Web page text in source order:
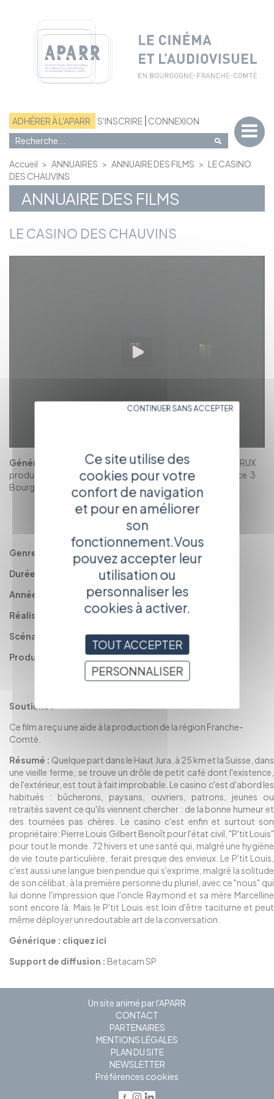
ADHÉRER À L'APARR S'INSCRIRE CONNEXION
Accueil > ANNUAIRES > ANNUAIRE DES FILMS > LE CASINO
DES CHAUVINS
ANNUAIRE DES FILMS
LE CASINO DES CHAUVINS
Générique :
auteur-réalisateur : Christophe FERRUX
production-diffusion : Vie des Hauts production/ France 3
Bourgogne Franche-Comté
RETOUR
AU CATALOGUE
Genre :
Durée :
Année :
Réalisation :
FERRUX Christophe
Scénario :
FERRUX Christophe
Production :
Vie des Hauts production
Soutiens :
Ce film a reçu une aide à la production de la région Franche-
Comté.
Résumé : Quelque part dans le Haut Jura, à 25 km et la Suisse, dans
une vieille ferme, se trouve un drôle de petit café dont l'existence,
de l'extérieur, est tout à fait improbable. Le casino c'est d'abord les
habitués : bûcherons, paysans, ouvriers, patrons, jeunes ou
retraités savent ce qu'ils viennent chercher : de la bonne humeur et
des tournées pas chères. Le casino c'est enfin et surtout son
propriétaire: Pierre Louis Gilbert Benoît pour l'état civil, "P'tit Louis"
pour tout le monde. 72 hivers et une santé qui, malgré une hygiène
de vie toute particulière, ferait presque des envieux. Le P'tit Louis,
c'est aussi une langue bien pendue qui s'exprime, malgré la solitude
de son célibat, à la première personne du pluriel, avec ce "nous" qui
lui donne l'impression que l'oncle Raymond et sa mère Marcelline
sont encore là. Mais le P'tit Louis est loin d'être taciturne et peut
même déployer un redoutable art de la conversation.
Générique : cliquez ici
Support de diffusion : Betacam SP
Un site animé par l'APARR
CONTACT
PARTENAIRES
MENTIONS LÉGALES
PLAN DU SITE
NEWSLETTER
Préférences cookies
Ce site utilise des
cookies pour votre
confort de navigation
et pour en améliorer
son
fonctionnement.Vous
pouvez accepter leur
utilisation ou
personnaliser les
cookies à activer.
TOUT ACCEPTER
CONTINUER SANS ACCEPTER
PERSONNALISER